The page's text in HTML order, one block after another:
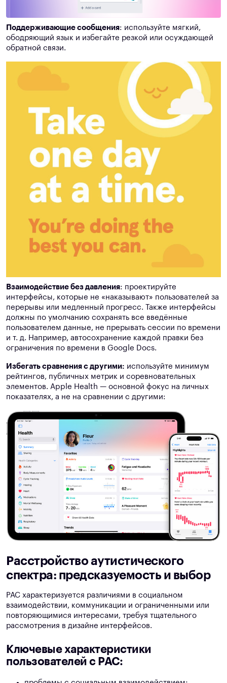
Поддерживающие сообщения: используйте мягкий,
ободряющий язык и избегайте резкой или осуждающей
обратной связи.
Взаимодействие без давления: проектируйте
интерфейсы, которые не «наказывают» пользователей за
перерывы или медленный прогресс. Также интерфейсы
должны по умолчанию сохранять все введённые
пользователем данные, не прерывать сессии по времени
и т. д. Например, автосохранение каждой правки без
ограничения по времени в Google Docs.
Избегать сравнения с другими: используйте минимум
рейтингов, публичных метрик и соревновательных
элементов. Apple Health — основной фокус на личных
показателях, а не на сравнении с другими:
Расстройство аутистического
спектра: предсказуемость и выбор
РАС характеризуется различиями в социальном
взаимодействии, коммуникации и ограниченными или
повторяющимися интересами, требуя тщательного
рассмотрения в дизайне интерфейсов.
Ключевые характеристики
пользователей с РАС: